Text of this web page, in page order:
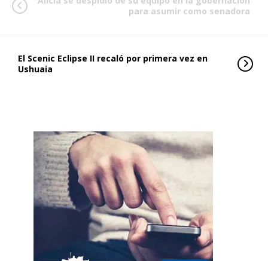
para asumir como senadora
El Scenic Eclipse II recaló por primera vez en
Ushuaia